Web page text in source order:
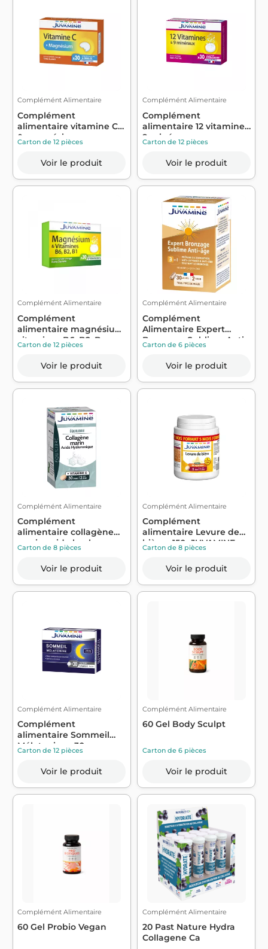
Complémént Alimentaire
Complément
alimentaire vitamine C
& magnésium -
JUVAMINE
Carton de 12 pièces
Voir le produit
Complémént Alimentaire
Complément
alimentaire 12 vitamines,
9 minéraux sans ...
Carton de 12 pièces
Voir le produit
Complémént Alimentaire
Complément
alimentaire magnésium,
vitamines B6, B2, B...
Carton de 12 pièces
Voir le produit
Complémént Alimentaire
Complément
Alimentaire Expert
Bronzage Sublime Anti-
a...
Carton de 6 pièces
Voir le produit
Complémént Alimentaire
Complément
alimentaire collagène
marin acide hyaluron...
Carton de 8 pièces
Voir le produit
Complémént Alimentaire
Complément
alimentaire Levure de
bière x150 -JUVAMINE
Carton de 8 pièces
Voir le produit
Complémént Alimentaire
Complément
alimentaire Sommeil
Mélatonine x30 -
JUVAMINE
Carton de 12 pièces
Voir le produit
Complémént Alimentaire
60 Gel Body Sculpt
Carton de 6 pièces
Voir le produit
Complémént Alimentaire
60 Gel Probio Vegan
Complémént Alimentaire
20 Past Nature Hydra
Collagene Ca